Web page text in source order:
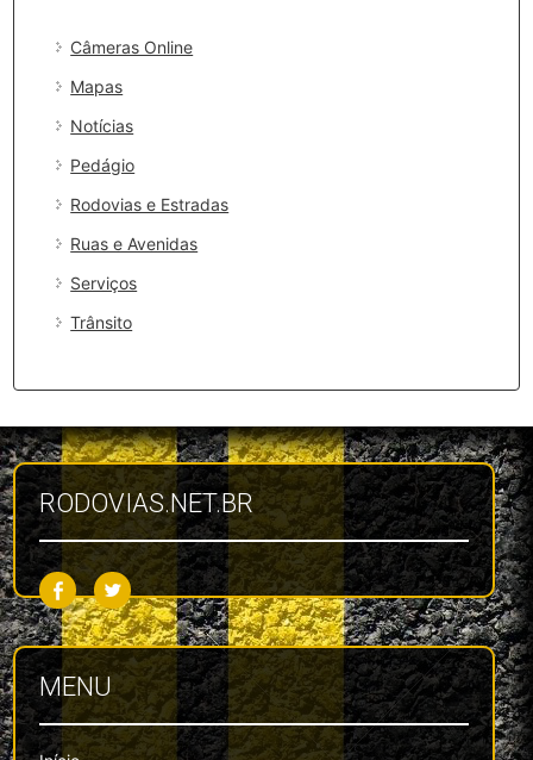
Câmeras Online
Mapas
Notícias
Pedágio
Rodovias e Estradas
Ruas e Avenidas
Serviços
Trânsito
RODOVIAS.NET.BR
MENU